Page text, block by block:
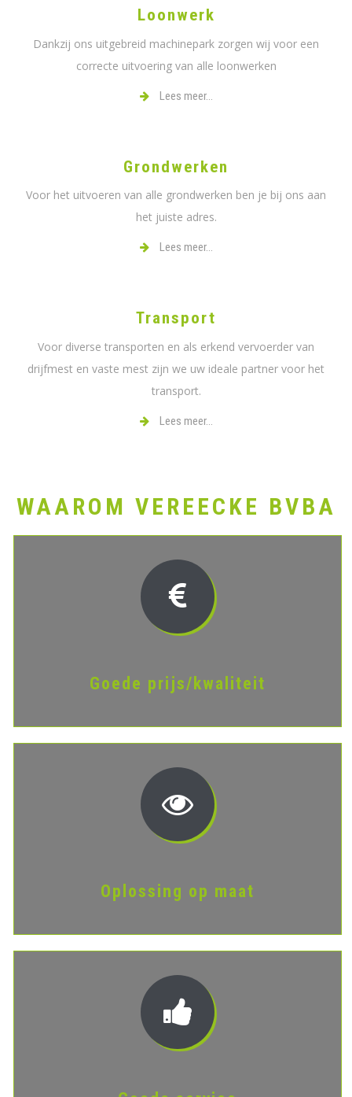
Loonwerk
Dankzij ons uitgebreid machinepark zorgen wij voor een
correcte uitvoering van alle loonwerken
Lees meer...
Grondwerken
Voor het uitvoeren van alle grondwerken ben je bij ons aan
het juiste adres.
Lees meer...
Transport
Voor diverse transporten en als erkend vervoerder van
drijfmest en vaste mest zijn we uw ideale partner voor het
transport.
Lees meer...
WAAROM VEREECKE BVBA
Goede prijs/kwaliteit
Oplossing op maat